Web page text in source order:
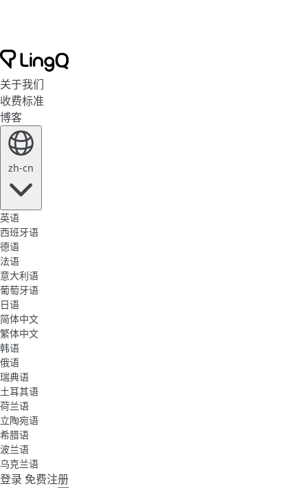
关于我们
收费标准
博客
zh-cn
英语
西班牙语
德语
法语
意大利语
葡萄牙语
日语
简体中文
繁体中文
韩语
俄语
瑞典语
土耳其语
荷兰语
立陶宛语
希腊语
波兰语
乌克兰语
登录 免费注册